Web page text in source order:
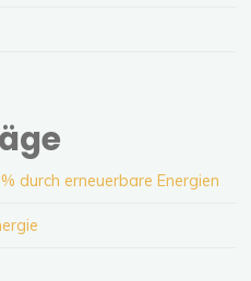
durch erneuerbare Energien